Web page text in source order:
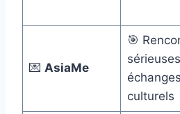
💌 AsiaMe
🎯
échanges
culturels